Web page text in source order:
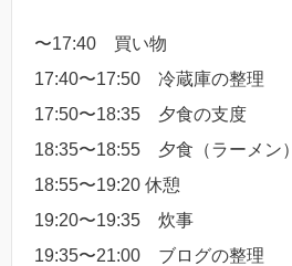
〜17:40 買い物
17:40〜17:50 冷蔵庫の整理
17:50〜18:35 夕食の支度
18:35〜18:55 夕食（ラーメン）
18:55〜19:20 休憩
19:20〜19:35 炊事
19:35〜21:00 ブログの整理